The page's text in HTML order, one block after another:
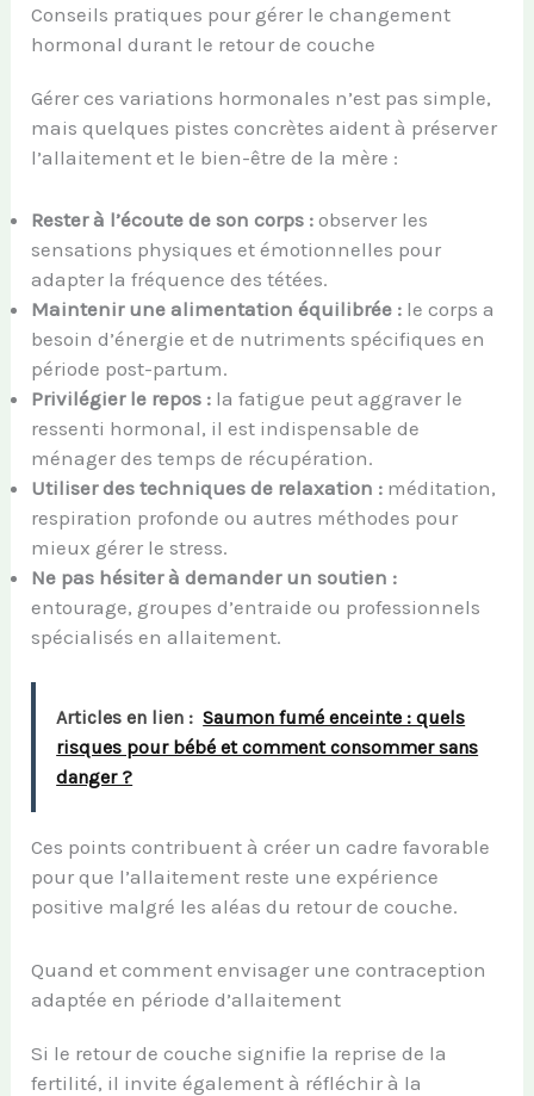
Conseils pratiques pour gérer le changement
hormonal durant le retour de couche
Gérer ces variations hormonales n’est pas simple,
mais quelques pistes concrètes aident à préserver
l’allaitement et le bien-être de la mère :
Rester à l’écoute de son corps : observer les
sensations physiques et émotionnelles pour
adapter la fréquence des tétées.
Maintenir une alimentation équilibrée : le corps a
besoin d’énergie et de nutriments spécifiques en
période post-partum.
Privilégier le repos : la fatigue peut aggraver le
ressenti hormonal, il est indispensable de
ménager des temps de récupération.
Utiliser des techniques de relaxation : méditation,
respiration profonde ou autres méthodes pour
mieux gérer le stress.
Ne pas hésiter à demander un soutien :
entourage, groupes d’entraide ou professionnels
spécialisés en allaitement.
Articles en lien : Saumon fumé enceinte : quels
risques pour bébé et comment consommer sans
danger ?
Ces points contribuent à créer un cadre favorable
pour que l’allaitement reste une expérience
positive malgré les aléas du retour de couche.
Quand et comment envisager une contraception
adaptée en période d’allaitement
Si le retour de couche signifie la reprise de la
fertilité, il invite également à réfléchir à la